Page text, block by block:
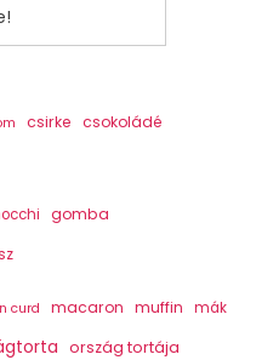
csirke csokoládé
gomba
curd macaron muffin mák
ország tortája